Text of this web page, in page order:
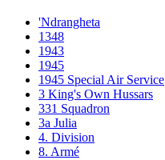
'Ndrangheta
1348
1943
1945
1945 Special Air Service
3 King's Own Hussars
331 Squadron
3a Julia
4. Division
8. Armé